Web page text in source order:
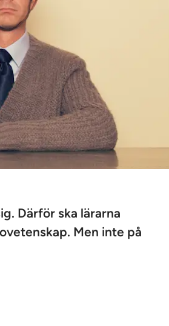
Därför ska lärarna
Men inte på